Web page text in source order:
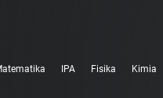
IPA Fisika Kimia